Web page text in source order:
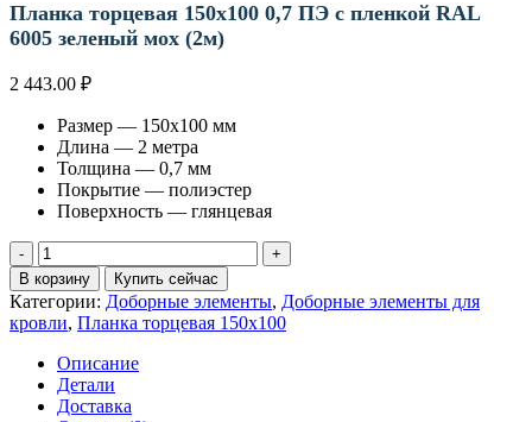
Планка торцевая 150х100 0,7 ПЭ с пленкой RAL
6005 зеленый мох (2м)
2 443.00 ₽
Размер — 150х100 мм
Длина — 2 метра
Толщина — 0,7 мм
Покрытие — полиэстер
Поверхность — глянцевая
Количество
товара
Планка
торцевая
150х100
0,7
ПЭ
с
В корзину Купить сейчас
Категории: Доборные элементы, Доборные элементы для
кровли, Планка торцевая 150х100
Описание
Детали
Доставка